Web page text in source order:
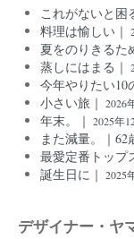
これがないと困
料理は愉しい｜
夏をのりきるた
蒸しにはまる｜
今年やりたい10
小さい旅｜ 2026
年末。｜ 2025年
また減量。｜62
最愛定番トッ
誕生日に｜ 2025
デザイナー・ヤ